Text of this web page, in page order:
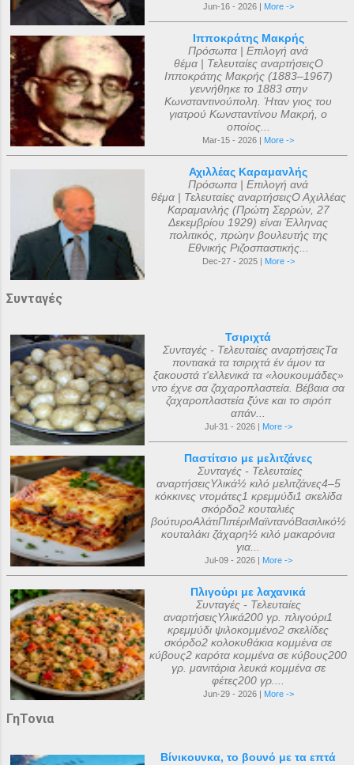
Jun-16 - 2026 | More ->
Ιπποκράτης Μακρής
Πρόσωπα | Επιλογή ανά
θέμα | Τελευταίες αναρτήσειςΟ
Ιπποκράτης Μακρής (1883–1967)
γεννήθηκε το 1883 στην
Κωνσταντινούπολη. Ήταν γιος του
γιατρού Κωνσταντίνου Μακρή, ο
οποίος...
Mar-15 - 2026 | More ->
Αχιλλέας Καραμανλής
Πρόσωπα | Επιλογή ανά
θέμα | Τελευταίες αναρτήσειςΟ Αχιλλέας
Καραμανλής (Πρώτη Σερρών, 27
Δεκεμβρίου 1929) είναι Έλληνας
πολιτικός, πρώην βουλευτής της
Εθνικής Ριζοσπαστικής...
Dec-27 - 2025 | More ->
Συνταγές
Τσιριχτά
Συνταγές - Τελευταίες αναρτήσειςΤα
ποντιακά τα τσιριχτά έν άμον τα
ξακουστά τ'ελλενικά τα «λουκουμάδες»
ντο έχνε σα ζαχαροπλαστεία. Βέβαια σα
ζαχαροπλαστεία ξ̌ύνε και το σιρόπ
απάν...
Jul-31 - 2026 | More ->
Παστίτσιο με μελιτζάνες
Συνταγές - Τελευταίες
αναρτήσειςΥλικά½ κιλό μελιτζάνες4–5
κόκκινες ντομάτες1 κρεμμύδι1 σκελίδα
σκόρδο2 κουταλιές
βούτυροΑλάτιΠιπέριΜαϊντανόΒασιλικό½
κουταλάκι ζάχαρη½ κιλό μακαρόνια
για...
Jul-09 - 2026 | More ->
Πλιγούρι με λαχανικά
Συνταγές - Τελευταίες
αναρτήσειςΥλικά200 γρ. πλιγούρι1
κρεμμύδι ψιλοκομμένο2 σκελίδες
σκόρδο2 κολοκυθάκια κομμένα σε
κύβους2 καρότα κομμένα σε κύβους200
γρ. μανιτάρια λευκά κομμένα σε
φέτες200 γρ....
Jun-29 - 2026 | More ->
ΓηΤονια
Βίνικουνκα, το βουνό με τα επτά